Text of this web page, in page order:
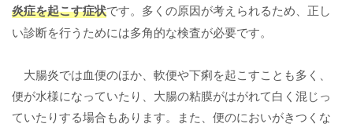
炎症を起こす症状です。多くの原因が考えられるため、正し
い診断を行うためには多角的な検査が必要です。
大腸炎では血便のほか、軟便や下痢を起こすことも多く、
便が水様になっていたり、大腸の粘膜がはがれて白く混じっ
ていたりする場合もあります。また、便のにおいがきつくな